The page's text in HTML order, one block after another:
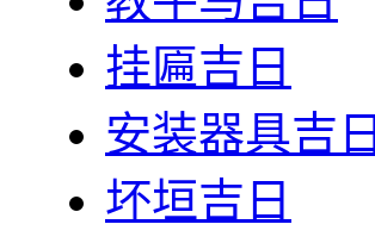
挂匾吉日
安装器具吉日
坏垣吉日